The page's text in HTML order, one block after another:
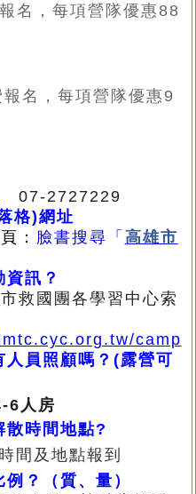
名，每項營隊優惠88
名，每項營隊優惠9
07-2727229
格)網址
： 臉書搜尋 「 高雄市
訊？
救國團各學習中心索
camp
人員照顧嗎？(露營可
6人房
散時間地點?
間及地點報到
？（質、量）